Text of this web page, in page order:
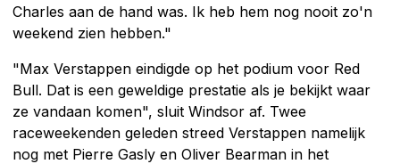
Charles aan de hand was. Ik heb hem nog nooit zo'n
weekend zien hebben."
"Max Verstappen eindigde op het podium voor Red
Bull. Dat is een geweldige prestatie als je bekijkt waar
ze vandaan komen", sluit Windsor af. Twee
raceweekenden geleden streed Verstappen namelijk
nog met Pierre Gasly en Oliver Bearman in het